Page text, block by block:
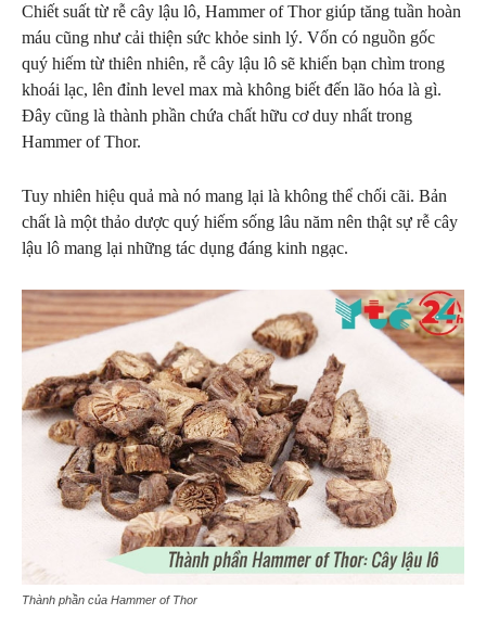
Chiết suất từ rễ cây lậu lô, Hammer of Thor giúp tăng tuần hoàn
máu cũng như cải thiện sức khỏe sinh lý. Vốn có nguồn gốc
quý hiếm từ thiên nhiên, rễ cây lậu lô sẽ khiến bạn chìm trong
khoái lạc, lên đỉnh level max mà không biết đến lão hóa là gì.
Đây cũng là thành phần chứa chất hữu cơ duy nhất trong
Hammer of Thor.
Tuy nhiên hiệu quả mà nó mang lại là không thể chối cãi. Bản
chất là một thảo dược quý hiếm sống lâu năm nên thật sự rễ cây
lậu lô mang lại những tác dụng đáng kinh ngạc.
Thành phần của Hammer of Thor